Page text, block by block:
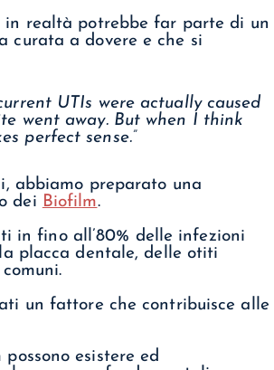
in realtà potrebbe far parte di un
curata a dovere e che si
UTIs were actually caused
went away. But when I think
perfect sense.”
abbiamo preparato una
dei Biofilm.
in fino all’80% delle infezioni
placca dentale, delle otiti
un fattore che contribuisce alle
esistere ed